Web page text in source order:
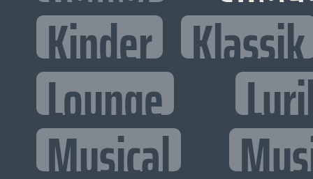
Kinder Klassik
Lounge
Musical